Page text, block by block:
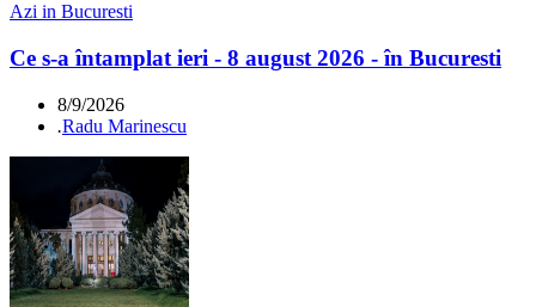
Azi in Bucuresti
Ce s-a întamplat ieri - 8 august 2026 - în Bucuresti
8/9/2026
.Radu Marinescu